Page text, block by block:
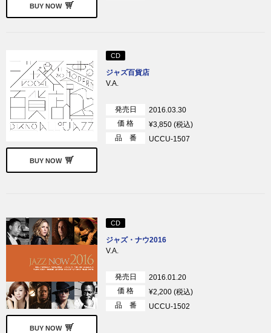
BUY NOW
BUY NOW
CD
ジャズ百貨店
V.A.
発売日
2016.03.30
価 格
¥3,850 (税込)
品 番
UCCU-1507
BUY NOW
CD
ジャズ・ナウ2016
V.A.
発売日
2016.01.20
価 格
¥2,200 (税込)
品 番
UCCU-1502